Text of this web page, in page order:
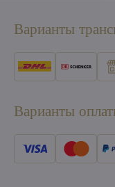
Варианты
Варианты